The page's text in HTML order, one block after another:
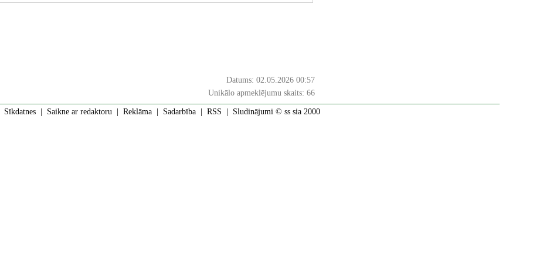
Datums: 02.05.2026 00:57
Unikālo apmeklējumu skaits: 66
Sīkdatnes Saikne ar redaktoru Reklāma Sadarbība RSS | Sludinājumi © ss sia 2000